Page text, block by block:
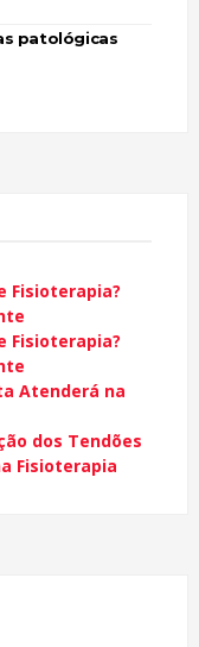
patológicas
Fisioterapia?
Fisioterapia?
Atenderá na
dos Tendões
Fisioterapia